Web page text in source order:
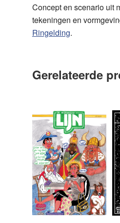
Concept en scenario uit
tekeningen en
Ringelding.
Gerelateerde